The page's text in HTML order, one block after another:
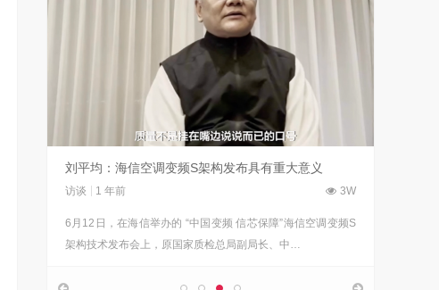
刘平均：海信空调变频S架构发布具有重大意义
访谈 1 年前 3W
6月12日，在海信举办的 “中国变频 信芯保障”海信空调变频S
架构技术发布会上，原国家质检总局副局长、中…